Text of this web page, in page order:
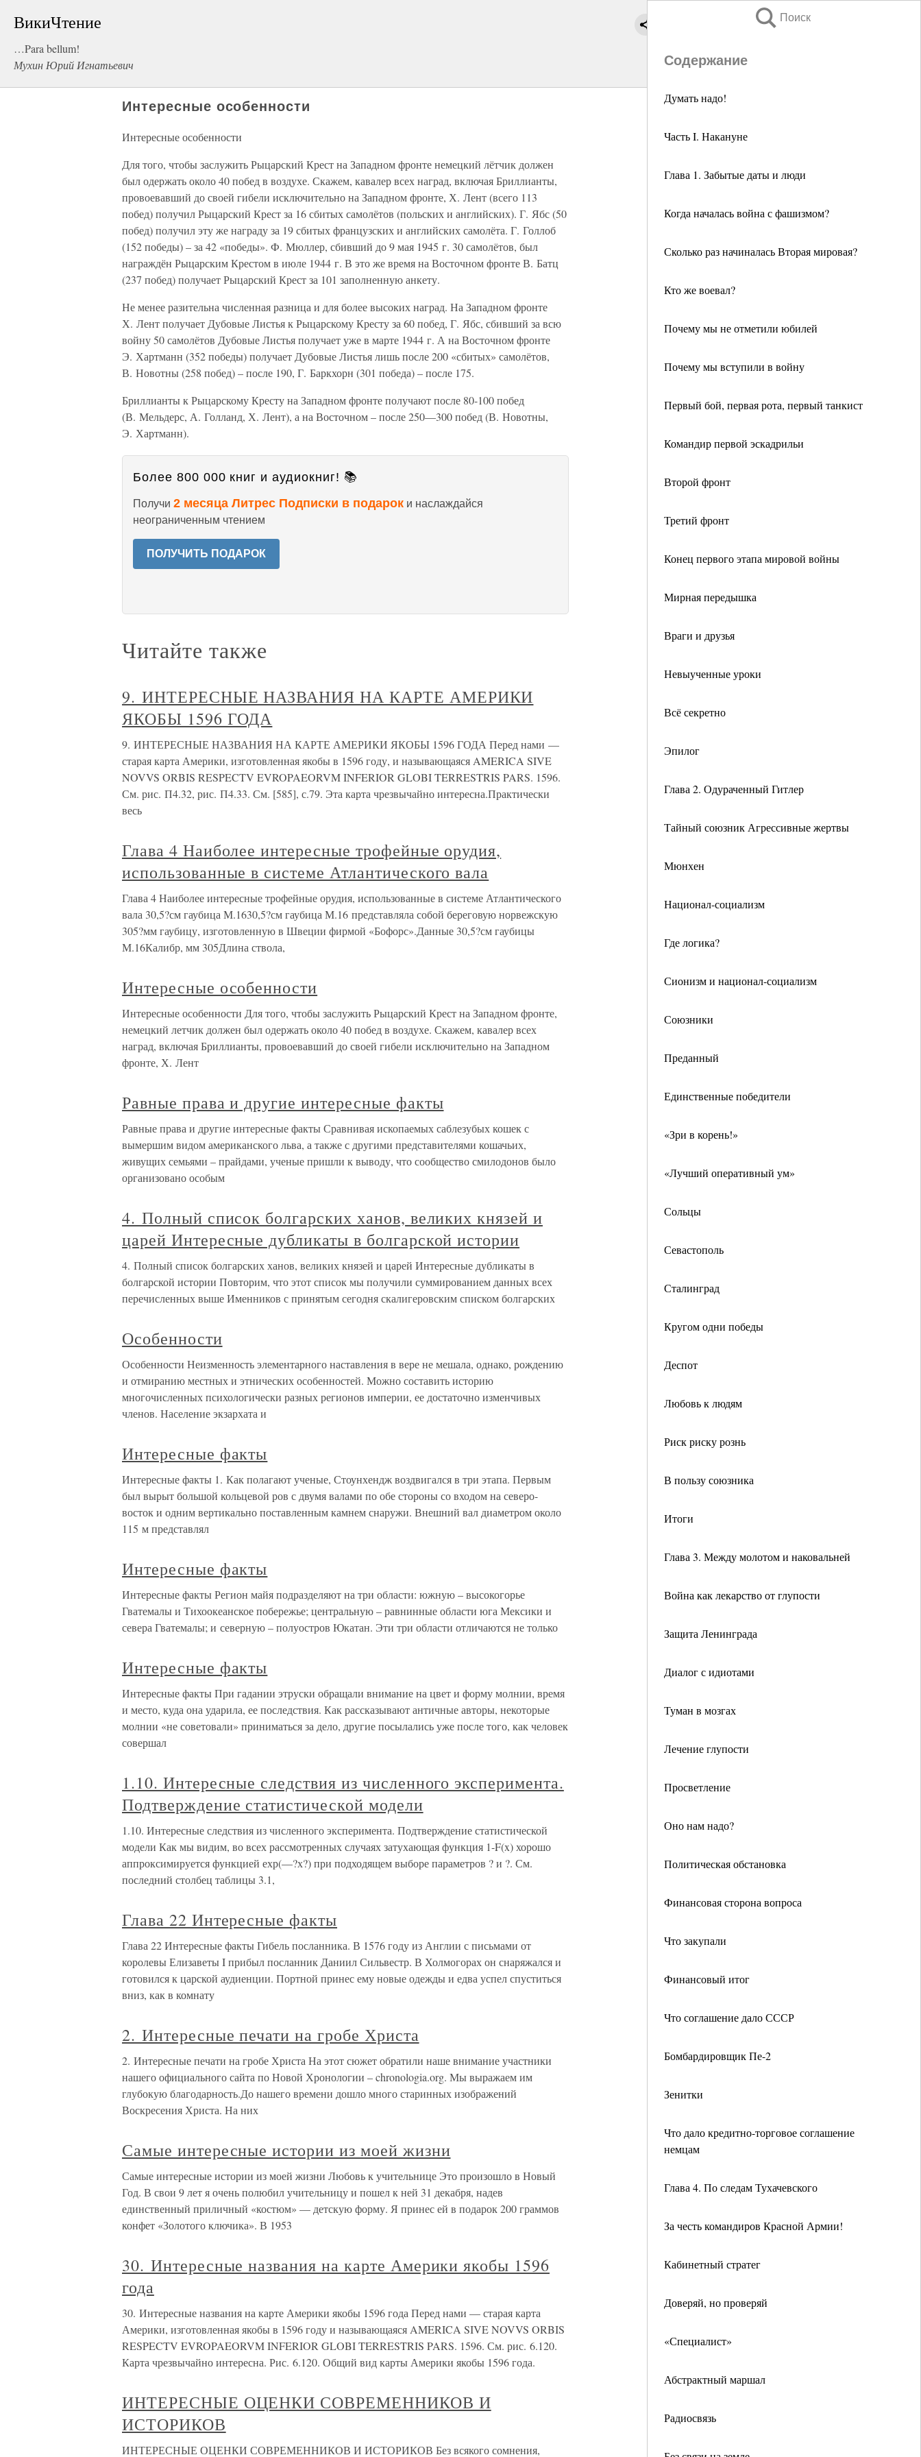
ВикиЧтение
…Para bellum!
Мухин Юрий Игнатьевич
Поиск
Содержание
Думать надо!
Часть I. Накануне
Глава 1. Забытые даты и люди
Когда началась война с фашизмом?
Сколько раз начиналась Вторая мировая?
Кто же воевал?
Почему мы не отметили юбилей
Почему мы вступили в войну
Первый бой, первая рота, первый танкист
Командир первой эскадрильи
Второй фронт
Третий фронт
Конец первого этапа мировой войны
Мирная передышка
Враги и друзья
Невыученные уроки
Всё секретно
Эпилог
Глава 2. Одураченный Гитлер
Тайный союзник Агрессивные жертвы
Мюнхен
Национал-социализм
Где логика?
Сионизм и национал-социализм
Союзники
Преданный
Единственные победители
«Зри в корень!»
«Лучший оперативный ум»
Сольцы
Севастополь
Сталинград
Кругом одни победы
Деспот
Любовь к людям
Риск риску рознь
В пользу союзника
Итоги
Глава 3. Между молотом и наковальней
Война как лекарство от глупости
Защита Ленинграда
Диалог с идиотами
Туман в мозгах
Лечение глупости
Просветление
Оно нам надо?
Политическая обстановка
Финансовая сторона вопроса
Что закупали
Финансовый итог
Что соглашение дало СССР
Бомбардировщик Пе-2
Зенитки
Что дало кредитно-торговое соглашение
немцам
Глава 4. По следам Тухачевского
За честь командиров Красной Армии!
Кабинетный стратег
Доверяй, но проверяй
«Специалист»
Абстрактный маршал
Радиосвязь
Интересные особенности
Интересные особенности
Для того, чтобы заслужить Рыцарский Крест на Западном фронте немецкий лётчик должен
был одержать около 40 побед в воздухе. Скажем, кавалер всех наград, включая Бриллианты,
провоевавший до своей гибели исключительно на Западном фронте, Х. Лент (всего 113
побед) получил Рыцарский Крест за 16 сбитых самолётов (польских и английских). Г. Ябс (50
побед) получил эту же награду за 19 сбитых французских и английских самолёта. Г. Голлоб
(152 победы) – за 42 «победы». Ф. Мюллер, сбивший до 9 мая 1945 г. 30 самолётов, был
награждён Рыцарским Крестом в июле 1944 г. В это же время на Восточном фронте В. Батц
(237 побед) получает Рыцарский Крест за 101 заполненную анкету.
Не менее разительна численная разница и для более высоких наград. На Западном фронте
Х. Лент получает Дубовые Листья к Рыцарскому Кресту за 60 побед, Г. Ябс, сбивший за всю
войну 50 самолётов Дубовые Листья получает уже в марте 1944 г. А на Восточном фронте
Э. Хартманн (352 победы) получает Дубовые Листья лишь после 200 «сбитых» самолётов,
В. Новотны (258 побед) – после 190, Г. Баркхорн (301 победа) – после 175.
Бриллианты к Рыцарскому Кресту на Западном фронте получают после 80-100 побед
(В. Мельдерс, А. Голланд, Х. Лент), а на Восточном – после 250—300 побед (В. Новотны,
Э. Хартманн).
Более 800 000 книг и аудиокниг! 📚
Получи 2 месяца Литрес Подписки в подарок и наслаждайся
неограниченным чтением
ПОЛУЧИТЬ ПОДАРОК
Читайте также
9. ИНТЕРЕСНЫЕ НАЗВАНИЯ НА КАРТЕ АМЕРИКИ
ЯКОБЫ 1596 ГОДА
9. ИНТЕРЕСНЫЕ НАЗВАНИЯ НА КАРТЕ АМЕРИКИ ЯКОБЫ 1596 ГОДА Перед нами —
старая карта Америки, изготовленная якобы в 1596 году, и называющаяся AMERICA SIVE
NOVVS ORBIS RESPECTV EVROPAEORVM INFERIOR GLOBI TERRESTRIS PARS. 1596.
См. рис. П4.32, рис. П4.33. См. [585], с.79. Эта карта чрезвычайно интересна.Практически
весь
Глава 4 Наиболее интересные трофейные орудия,
использованные в системе Атлантического вала
Глава 4 Наиболее интересные трофейные орудия, использованные в системе Атлантического
вала 30,5?см гаубица М.1630,5?см гаубица М.16 представляла собой береговую норвежскую
305?мм гаубицу, изготовленную в Швеции фирмой «Бофорс».Данные 30,5?см гаубицы
М.16Калибр, мм 305Длина ствола,
Интересные особенности
Интересные особенности Для того, чтобы заслужить Рыцарский Крест на Западном фронте,
немецкий летчик должен был одержать около 40 побед в воздухе. Скажем, кавалер всех
наград, включая Бриллианты, провоевавший до своей гибели исключительно на Западном
фронте, Х. Лент
Равные права и другие интересные факты
Равные права и другие интересные факты Сравнивая ископаемых саблезубых кошек с
вымершим видом американского льва, а также с другими представителями кошачьих,
живущих семьями – прайдами, ученые пришли к выводу, что сообщество смилодонов было
организовано особым
4. Полный список болгарских ханов, великих князей и
царей Интересные дубликаты в болгарской истории
4. Полный список болгарских ханов, великих князей и царей Интересные дубликаты в
болгарской истории Повторим, что этот список мы получили суммированием данных всех
перечисленных выше Именников с принятым сегодня скалигеровским списком болгарских
Особенности
Особенности Неизменность элементарного наставления в вере не мешала, однако, рождению
и отмиранию местных и этнических особенностей. Можно составить историю
многочисленных психологически разных регионов империи, ее достаточно изменчивых
членов. Население экзархата и
Интересные факты
Интересные факты 1. Как полагают ученые, Стоунхендж воздвигался в три этапа. Первым
был вырыт большой кольцевой ров с двумя валами по обе стороны со входом на северо-
восток и одним вертикально поставленным камнем снаружи. Внешний вал диаметром около
115 м представлял
Интересные факты
Интересные факты Регион майя подразделяют на три области: южную – высокогорье
Гватемалы и Тихоокеанское побережье; центральную – равнинные области юга Мексики и
севера Гватемалы; и северную – полуостров Юкатан. Эти три области отличаются не только
Интересные факты
Интересные факты При гадании этруски обращали внимание на цвет и форму молнии, время
и место, куда она ударила, ее последствия. Как рассказывают античные авторы, некоторые
молнии «не советовали» приниматься за дело, другие посылались уже после того, как человек
совершал
1.10. Интересные следствия из численного эксперимента.
Подтверждение статистической модели
1.10. Интересные следствия из численного эксперимента. Подтверждение статистической
модели Как мы видим, во всех рассмотренных случаях затухающая функция 1-F(x) хорошо
аппроксимируется функцией ехр(—?х?) при подходящем выборе параметров ? и ?. См.
последний столбец таблицы 3.1,
Глава 22 Интересные факты
Глава 22 Интересные факты Гибель посланника. В 1576 году из Англии с письмами от
королевы Елизаветы I прибыл посланник Даниил Сильвестр. В Холмогорах он снаряжался и
готовился к царской аудиенции. Портной принес ему новые одежды и едва успел спуститься
вниз, как в комнату
2. Интересные печати на гробе Христа
2. Интересные печати на гробе Христа На этот сюжет обратили наше внимание участники
нашего официального сайта по Новой Хронологии – chronologia.org. Мы выражаем им
глубокую благодарность.До нашего времени дошло много старинных изображений
Воскресения Христа. На них
Самые интересные истории из моей жизни
Самые интересные истории из моей жизни Любовь к учительнице Это произошло в Новый
Год. В свои 9 лет я очень полюбил учительницу и пошел к ней 31 декабря, надев
единственный приличный «костюм» — детскую форму. Я принес ей в подарок 200 граммов
конфет «Золотого ключика». В 1953
30. Интересные названия на карте Америки якобы 1596
года
30. Интересные названия на карте Америки якобы 1596 года Перед нами — старая карта
Америки, изготовленная якобы в 1596 году и называющаяся AMERICA SIVE NOVVS ORBIS
RESPECTV EVROPAEORVM INFERIOR GLOBI TERRESTRIS PARS. 1596. См. рис. 6.120.
Карта чрезвычайно интересна. Рис. 6.120. Общий вид карты Америки якобы 1596 года.
ИНТЕРЕСНЫЕ ОЦЕНКИ СОВРЕМЕННИКОВ И
ИСТОРИКОВ
ИНТЕРЕСНЫЕ ОЦЕНКИ СОВРЕМЕННИКОВ И ИСТОРИКОВ Без всякого сомнения,